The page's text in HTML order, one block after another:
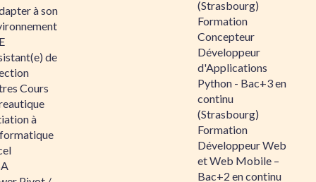
à son
de
Cours
à
(Strasbourg)
Formation
Concepteur
Développeur
d'Applications
Python - Bac+3 en
continu
(Strasbourg)
Formation
Développeur Web
et Web Mobile –
Bac+2 en continu